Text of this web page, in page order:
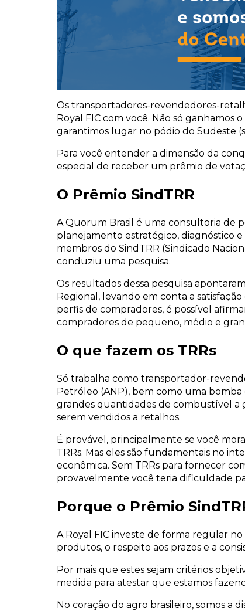
Os transportadores-revendedores-
Royal FIC com você. Não só ganhamos
garantimos lugar no pódio do Sudeste
Para você entender a dimensão da
especial de receber um prêmio de
O Prêmio SindTRR
A Quorum Brasil é uma consultoria de
planejamento estratégico, diagnóstico
membros do SindTRR (Sindicado
conduziu uma pesquisa.
Os resultados dessa pesquisa
Regional, levando em conta a
perfis de compradores, é possível
compradores de pequeno, médio e
O que fazem os TRRs
Só trabalha como transportador-
Petróleo (ANP), bem como uma
grandes quantidades de combustível a
serem vendidos a retalhos.
É provável, principalmente se você
TRRs. Mas eles são fundamentais no
econômica. Sem TRRs para fornecer
provavelmente você teria dificuldade
Porque o Prêmio
A Royal FIC investe de forma regular
produtos, o respeito aos prazos e a
Por mais que estes sejam critérios
medida para atestar que estamos
No coração do agro brasileiro, somos